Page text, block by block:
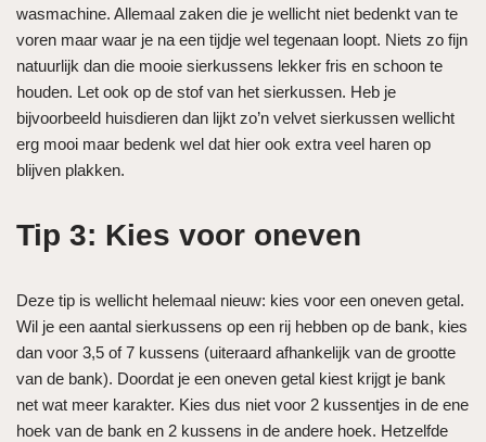
wasmachine. Allemaal zaken die je wellicht niet bedenkt van te
voren maar waar je na een tijdje wel tegenaan loopt. Niets zo fijn
natuurlijk dan die mooie sierkussens lekker fris en schoon te
houden. Let ook op de stof van het sierkussen. Heb je
bijvoorbeeld huisdieren dan lijkt zo’n velvet sierkussen wellicht
erg mooi maar bedenk wel dat hier ook extra veel haren op
blijven plakken.
Tip 3: Kies voor oneven
Deze tip is wellicht helemaal nieuw: kies voor een oneven getal.
Wil je een aantal sierkussens op een rij hebben op de bank, kies
dan voor 3,5 of 7 kussens (uiteraard afhankelijk van de grootte
van de bank). Doordat je een oneven getal kiest krijgt je bank
net wat meer karakter. Kies dus niet voor 2 kussentjes in de ene
hoek van de bank en 2 kussens in de andere hoek. Hetzelfde